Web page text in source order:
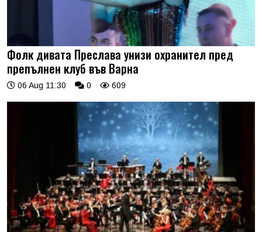
Фолк дивата Преслава унизи охранител пред
препълнен клуб във Варна
06 Aug 11:30 0 609